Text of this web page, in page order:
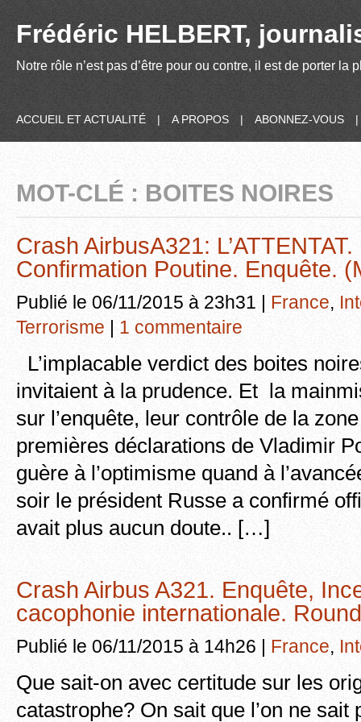
Frédéric HELBERT,
Notre rôle n’est pas d’être pour ou contre, il est de porter
ACCUEIL ET ACTUALITÉ | A PROPOS | ABONNEZ-VOUS |
MOT-CLÉ : BOITES NOIRES
Crash AirbusA321:
Confirmation Poutine. Enquête.
Publié le 06/11/2015 à 23h31 | France,
Terrorisme | 1 commentaire
L’implacable verdict des boites
invitaient à la prudence. Et la
sur l’enquête, leur contrôle de la
premières déclarations de Vladimir
guère à l’optimisme quand à
soir le président Russe a confirmé
avait plus aucun doute.. […]
Crash Airbus A321. Enquête,
cacophonie internationale.
Publié le 06/11/2015 à 14h26 | France,
Que sait-on avec certitude sur les
catastrophe? On sait que l’on ne